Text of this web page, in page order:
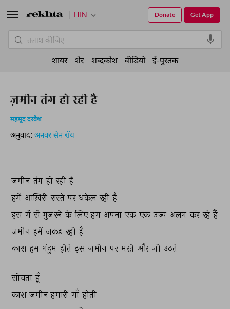
ज़मीन तंग हो रही है
महमूद दरवेश
अनुवाद: अनवर सेन रॉय
ज़मीन तंग हो रही है
हमें आख़िरी रास्ते पर धकेल रही है
इस में से गुज़रने के लिए हम अपना एक एक उज़्व अलग कर रहे हैं
ज़मीन हमें जकड़ रही है
काश हम गंदुम होते इस ज़मीन पर मरते और जी उठते
सोचता हूँ
काश ज़मीन हमारी माँ होती
HIN Get App
Donate
शायर शेर शब्दकोश वीडियो ई-पुस्तक